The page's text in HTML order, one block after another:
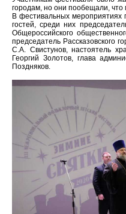
городам, но они пообещали, что
В фестивальных мероприятиях
гостей, среди них
Общероссийского
председатель Рассказовского
С.А. Свистунов, настоятель
Георгий Золотов, глава
Поздняков.